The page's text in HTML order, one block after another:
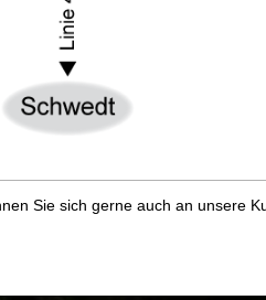
Sie sich gerne auch an unsere